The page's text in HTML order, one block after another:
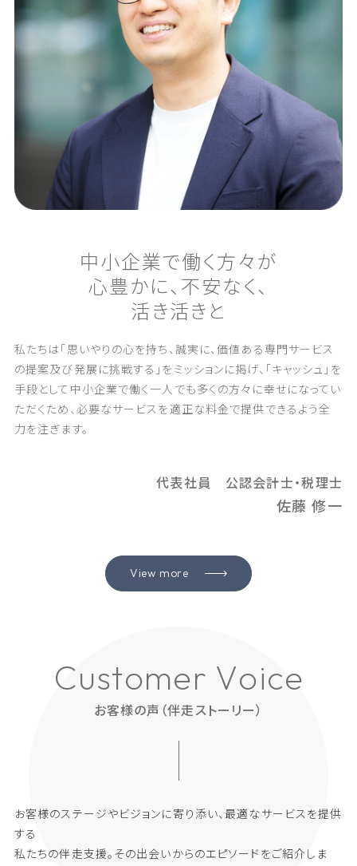
中小企業で働く 方 々 が
心豊かに、 不安な く 、
活 き活き と
私たちは「思いやりの心を持ち、誠実に、価値ある専門サービス
の提案及び発展に挑戦する」をミッションに掲げ、「キャッシュ」を
手段として中小企業で働く一人でも多くの方々に幸せになってい
ただくため、必要なサービスを適正な料金で提供できるよう全
力を注ぎます。
代表社員 公認会計士・税理士
佐藤 修一
View more
Customer Voice
お客様の声（伴走ストーリー）
お客様のステージやビジョンに寄り添い、最適なサービスを提供
する
私たちの伴走支援。その出会いからのエピソードをご紹介しま